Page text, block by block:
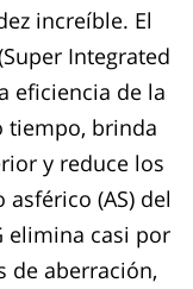
increíble. El
Integrated
eficiencia de la
tiempo, brinda
y reduce los
(AS) del
elimina casi por
de aberración,